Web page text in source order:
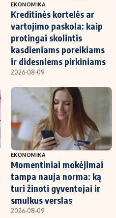
EKONOMIKA
Kreditinės kortelės ar
vartojimo paskola: kaip
protingai skolintis
kasdieniams poreikiams
ir didesniems pirkiniams
2026-08-09
EKONOMIKA
Momentiniai mokėjimai
tampa nauja norma: ką
turi žinoti gyventojai ir
smulkus verslas
2026-08-09